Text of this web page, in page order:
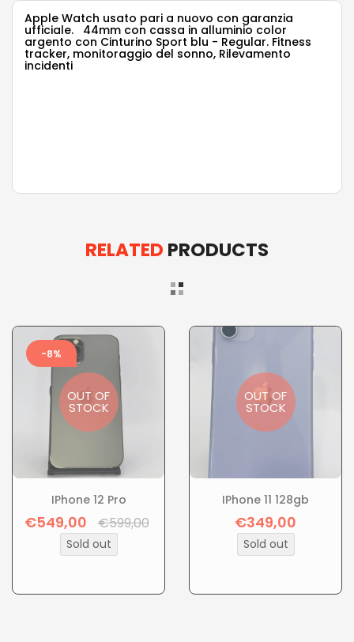
Apple Watch usato pari a nuovo con garanzia
ufficiale. 44mm con cassa in alluminio color
argento con Cinturino Sport blu - Regular. Fitness
tracker, monitoraggio del sonno, Rilevamento
incidenti
RELATED PRODUCTS
OUT OF
STOCK
-8%
IPhone 12 Pro
Regular
€549,00 €599,00
Sold out
OUT OF
STOCK
IPhone 11 128gb
Regular
price
€349,00
Sold out